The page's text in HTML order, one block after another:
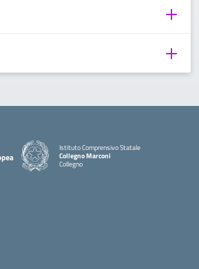
Istituto Comprensivo Statale
Collegno Marconi
Collegno